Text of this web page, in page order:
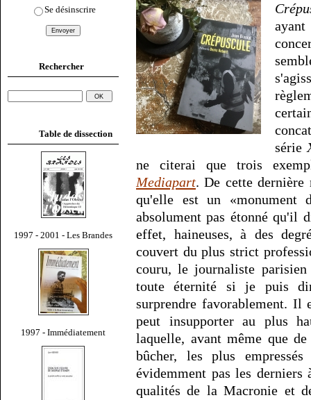
Se désinscrire
Rechercher
Table de dissection
1997 - 2001 - Les Brandes
1997 - Immédiatement
série
ne citerai que trois
Mediapart. De cette dernière
qu'elle est un
absolument pas étonné qu'il
effet, haineuses, à des
couvert du plus strict
couru, le journaliste
toute éternité si je puis
surprendre favorablement. Il
peut insupporter au plus
laquelle, avant même que
bûcher, les plus
évidemment pas les
qualités de la Macronie et